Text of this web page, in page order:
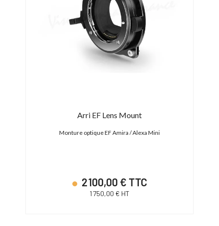
Arri EF Lens Mount
Monture optique EF Amira / Alexa Mini
2 100,00 € TTC
1 750,00 € HT